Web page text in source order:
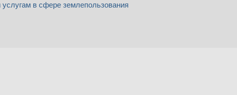
в сфере землепользования